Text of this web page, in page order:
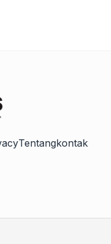
Tentangkontak